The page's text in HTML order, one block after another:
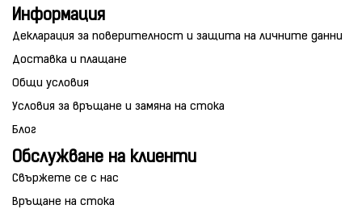
Информация
Декларация за поверителност и защита на личните данни
Доставка и плащане
Общи условия
Условия за връщане и замяна на стока
Блог
Обслужване на клиенти
Свържете се с нас
Връщане на стока